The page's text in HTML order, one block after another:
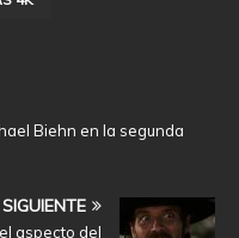
Biehn en la segunda
SIGUIENTE
aspecto del